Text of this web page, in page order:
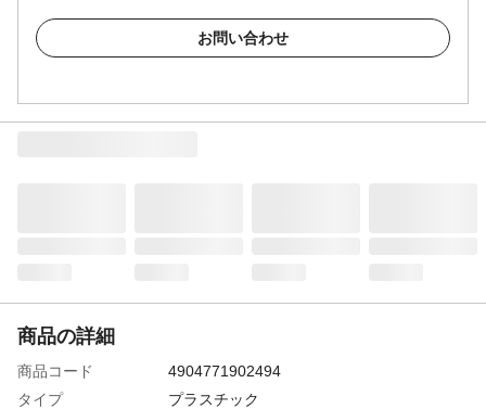
お問い合わせ
商品の詳細
商品コード
4904771902494
タイプ
プラスチック